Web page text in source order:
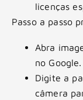
licenças
Passo a passo
Abra
no Google.
Digite a
câmera